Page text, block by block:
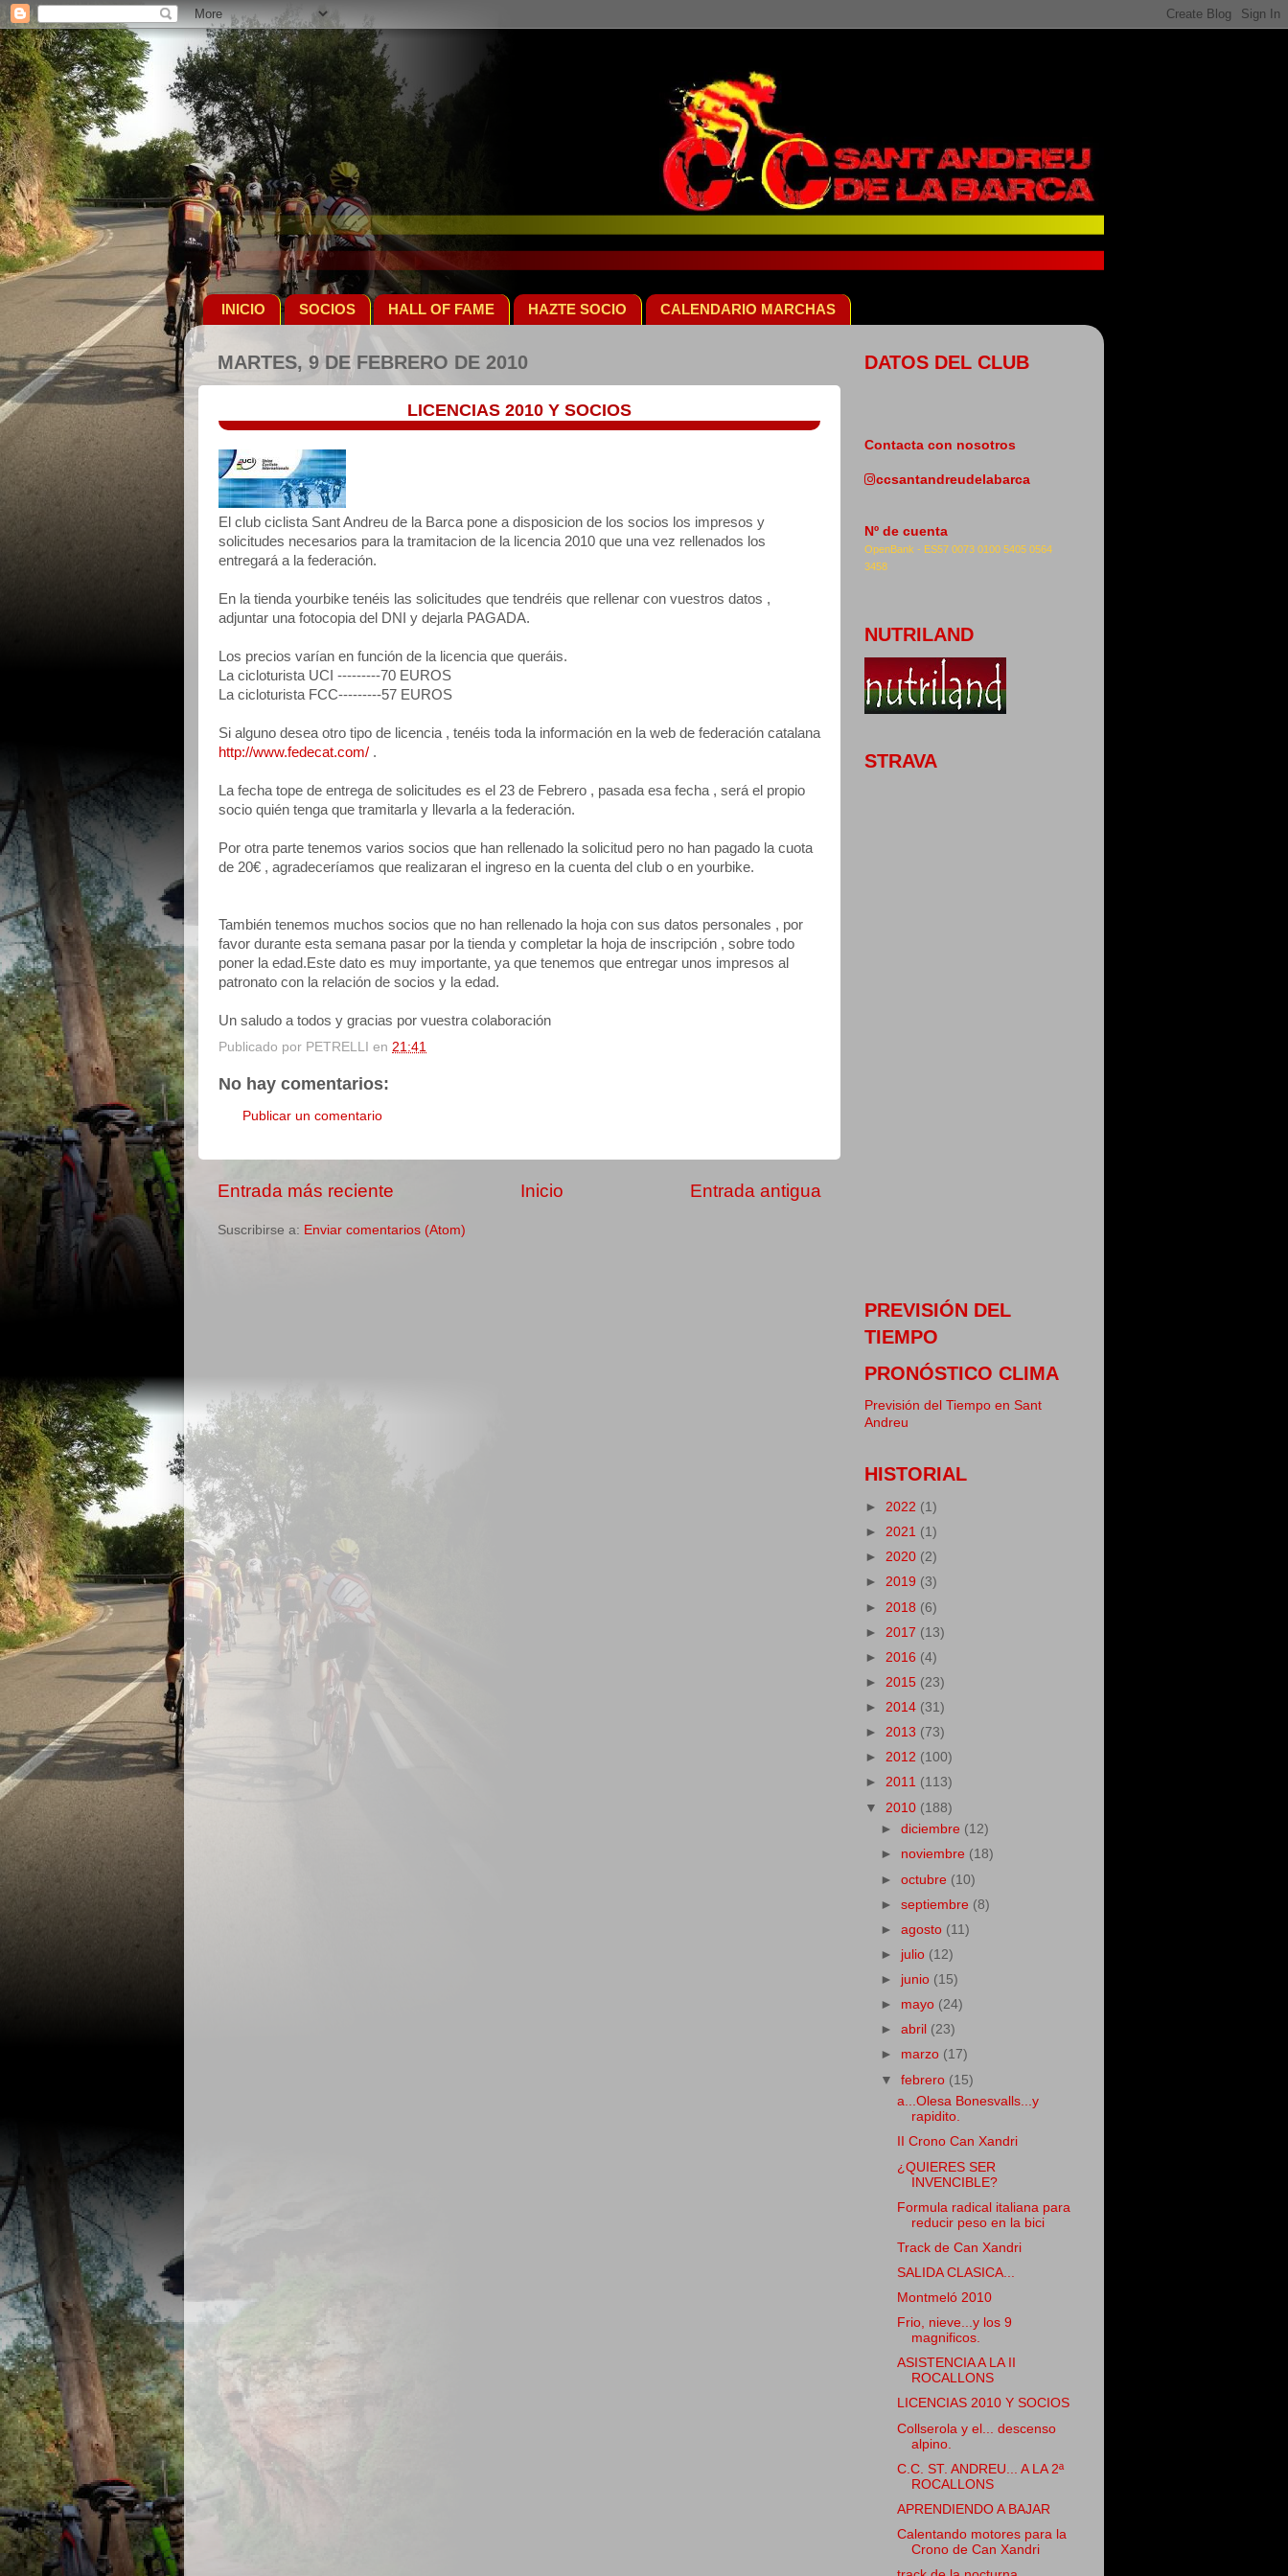
INICIO SOCIOS HALL OF FAME HAZTE SOCIO CALENDARIO MARCHAS
MARTES, 9 DE FEBRERO DE 2010
LICENCIAS 2010 Y SOCIOS
El club ciclista Sant Andreu de la Barca pone a disposicion de los socios los impresos y
solicitudes necesarios para la tramitacion de la licencia 2010 que una vez rellenados los
entregará a la federación.
En la tienda yourbike tenéis las solicitudes que tendréis que rellenar con vuestros datos ,
adjuntar una fotocopia del DNI y dejarla PAGADA.
Los precios varían en función de la licencia que queráis.
La cicloturista UCI ---------70 EUROS
La cicloturista FCC---------57 EUROS
Si alguno desea otro tipo de licencia , tenéis toda la información en la web de federación catalana
http://www.fedecat.com/ .
La fecha tope de entrega de solicitudes es el 23 de Febrero , pasada esa fecha , será el propio
socio quién tenga que tramitarla y llevarla a la federación.
Por otra parte tenemos varios socios que han rellenado la solicitud pero no han pagado la cuota
de 20€ , agradeceríamos que realizaran el ingreso en la cuenta del club o en yourbike.
También tenemos muchos socios que no han rellenado la hoja con sus datos personales , por
favor durante esta semana pasar por la tienda y completar la hoja de inscripción , sobre todo
poner la edad.Este dato es muy importante, ya que tenemos que entregar unos impresos al
patronato con la relación de socios y la edad.
Un saludo a todos y gracias por vuestra colaboración
Publicado por PETRELLI en 21:41
No hay comentarios:
Publicar un comentario
Entrada más reciente Entrada antigua
Inicio
Suscribirse a: Enviar comentarios (Atom)
DATOS DEL CLUB
Contacta con nosotros
ccsantandreudelabarca
Nº de cuenta
OpenBank - ES57 0073 0100 5405 0564
3458
NUTRILAND
STRAVA
PREVISIÓN DEL
TIEMPO
PRONÓSTICO CLIMA
Previsión del Tiempo en Sant
Andreu
HISTORIAL
► 2022 (1)
► 2021 (1)
► 2020 (2)
► 2019 (3)
► 2018 (6)
► 2017 (13)
► 2016 (4)
► 2015 (23)
► 2014 (31)
► 2013 (73)
► 2012 (100)
► 2011 (113)
▼ 2010 (188)
►diciembre (12)
► noviembre (18)
►octubre (10)
►septiembre (8)
►agosto (11)
► julio (12)
► junio (15)
► mayo (24)
►abril (23)
► marzo (17)
▼febrero (15)
a...Olesa Bonesvalls...y
rapidito.
II Crono Can Xandri
¿QUIERES SER
INVENCIBLE?
Formula radical italiana para
reducir peso en la bici
Track de Can Xandri
SALIDA CLASICA...
Montmeló 2010
Frio, nieve...y los 9
magnificos.
ASISTENCIA A LA II
ROCALLONS
LICENCIAS 2010 Y SOCIOS
Collserola y el... descenso
alpino.
C.C. ST. ANDREU... A LA 2ª
ROCALLONS
APRENDIENDO A BAJAR
Calentando motores para la
Crono de Can Xandri